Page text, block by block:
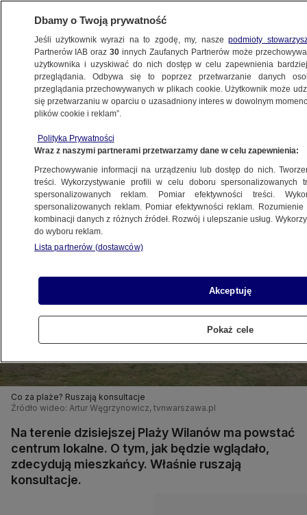
WARSZAWA
NAJNOWSZE
5.12.2017, 12:15
Udostępnij
Co za plaże? Ruszają konsultacje
Źródło wideo: Artur Węgrzynowicz, tvnwarszawa.pl
Na terenie dzisiejszej Plaży Wilanów ma powstać
centrum lokalne. O tym, jak będzie wglądało,
zdecydują mieszkańcy. Właśnie ruszają
konsultacje.
Dbamy o Twoją prywatność
Jeśli użytkownik wyrazi na to zgodę, my, naszepodmioty
Partnerów IAB oraz30 innych Zaufanych Partnerów może
użytkownika i uzyskiwać do nich dostęp w celu zapewnienia
przeglądania. Odbywa się to poprzez przetwarzanie danych
przeglądania przechowywanych w plikach cookie. Użytkownik może
się przetwarzaniu w oparciu o uzasadniony interes w dowolnym
plików cookie i reklam”.
Polityka Prywatności
Wraz z naszymi partnerami przetwarzamy dane w celu zapewnienia:
Przechowywanie informacji na urządzeniu lub dostęp do nich.
treści. Wykorzystywanie profili w celu doboru spersonalizowanych
spersonalizowanych reklam. Pomiar efektywności treści.
spersonalizowanych reklam. Pomiar efektywności reklam.
kombinacji danych z różnych źródeł. Rozwój i ulepszanie usług.
do wyboru reklam.
Lista partnerów (dostawców)
Akceptuję
Pokaż cele